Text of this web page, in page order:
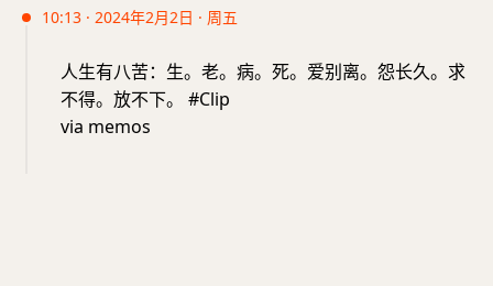
10:13 · 2024年2月2日 · 周五
人生有八苦：生。老。病。死。爱别离。怨长久。求
不得。放不下。 #Clip
via memos